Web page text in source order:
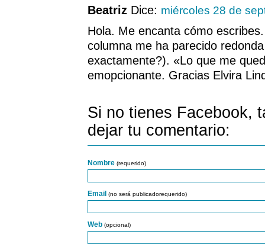
Beatriz Dice: miércoles 28 de
Hola. Me encanta cómo
columna me ha parecido
exactamente?). «Lo que me
emopcionante. Gracias Elvira
Si no tienes Facebook,
dejar tu comentario:
Nombre (requerido)
Email (no será publicadorequerido)
Web (opcional)